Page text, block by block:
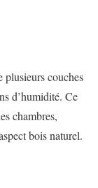
plusieurs couches
d’humidité. Ce
chambres,
bois naturel.